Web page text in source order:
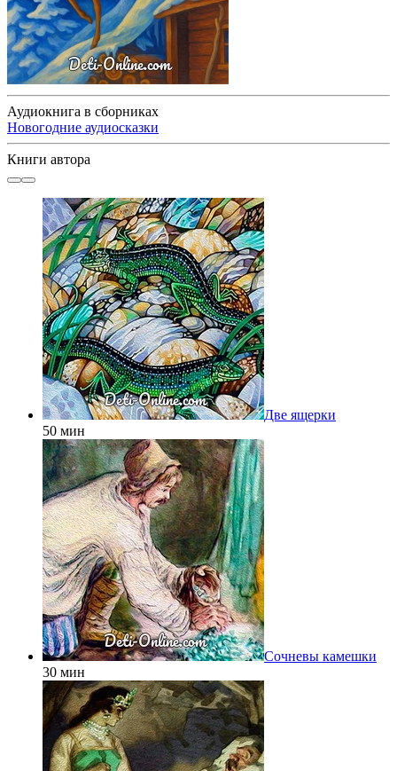
Аудиокнига в сборниках
Новогодние аудиосказки
Книги автора
Две ящерки
50 мин
Сочневы камешки
30 мин